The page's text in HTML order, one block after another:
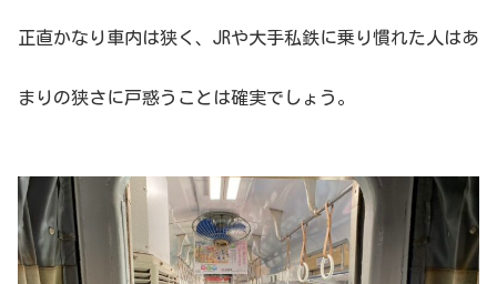
正直かなり車内は狭く、JRや大手私鉄に乗り慣れた人はあ
まりの狭さに戸惑うことは確実でしょう。